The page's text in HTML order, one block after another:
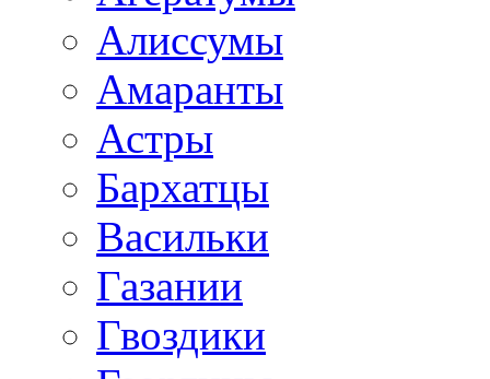
Алиссумы
Амаранты
Астры
Бархатцы
Васильки
Газании
Гвоздики